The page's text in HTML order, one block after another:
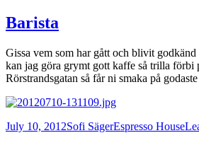
Barista
Gissa vem som har gått och blivit godkänd
kan jag göra grymt gott kaffe så trilla förbi
Rörstrandsgatan så får ni smaka på
Posted
July 10, 2012Author
Sofi SägerCategories
Espresso House